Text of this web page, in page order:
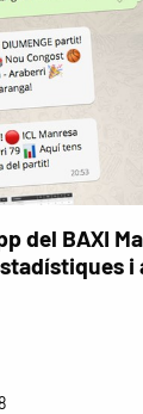
del BAXI
i